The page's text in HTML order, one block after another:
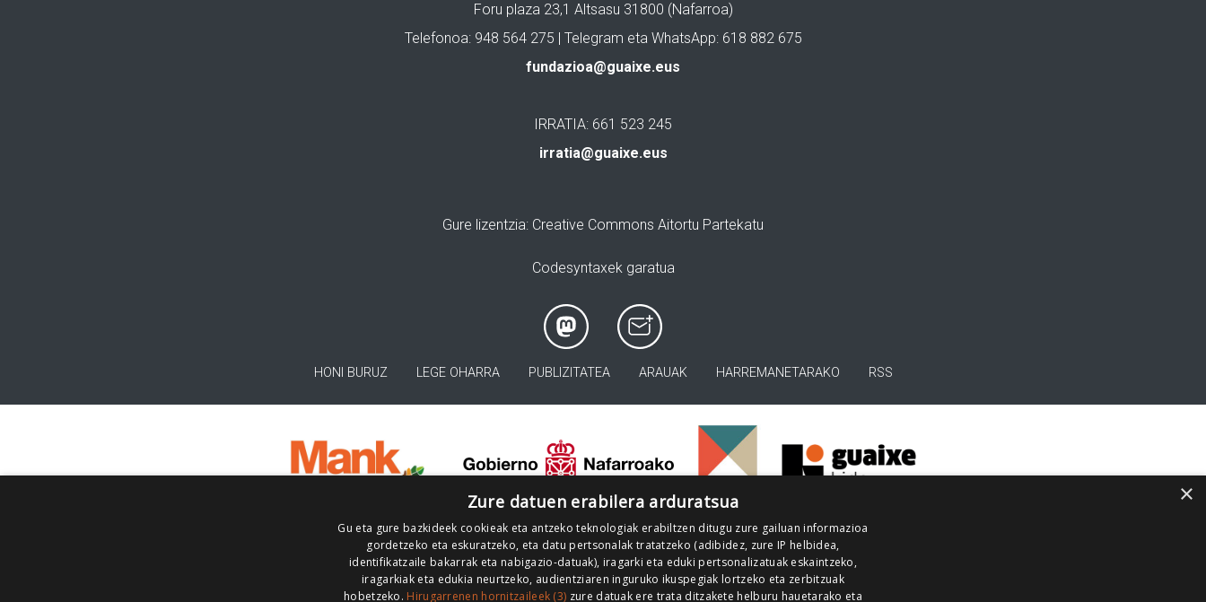
Foru plaza 23,1 Altsasu 31800 (Nafarroa)
Telefonoa: 948 564 275 | Telegram eta WhatsApp: 618 882 675
fundazioa@guaixe.eus
IRRATIA: 661 523 245
irratia@guaixe.eus
Gure lizentzia: Creative Commons Aitortu Partekatu
Codesyntaxek garatua
HONI BURUZ LEGE OHARRA PUBLIZITATEA ARAUAK HARREMANETARAKO RSS
×
Zure datuen erabilera arduratsua
Gu eta gure bazkideek cookieak eta antzeko teknologiak erabiltzen ditugu zure gailuan informazioa
gordetzeko eta eskuratzeko, eta datu pertsonalak tratatzeko (adibidez, zure IP helbidea,
identifikatzaile bakarrak eta nabigazio-datuak), iragarki eta eduki pertsonalizatuak eskaintzeko,
iragarkiak eta edukia neurtzeko, audientziaren inguruko ikuspegiak lortzeko eta zerbitzuak
hobetzeko. Hirugarrenen hornitzaileek (3) zure datuak ere trata ditzakete helburu hauetarako eta